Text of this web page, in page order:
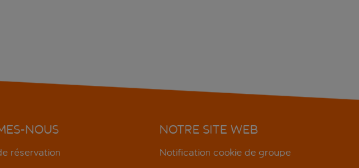
NOUS
réservation
NOTRE SITE WEB
Notification cookie de groupe